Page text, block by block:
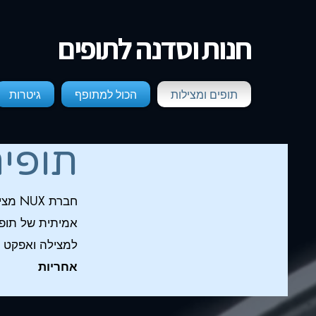
חנות וסדנה לתופים
תופים ומצילות הכול למתופף גיטרות
חברת NUX מציגה מערכות תופים מתקדמות ומאובזרות, עם
למצילה ואפקט Reverb הם הסטנדרט, והכל ב
אחריות